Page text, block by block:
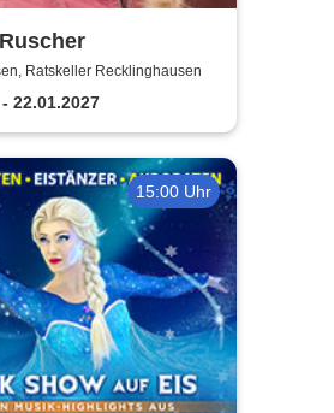
Ratskeller Recklinghausen
22.01.2027
15:00 Uhr